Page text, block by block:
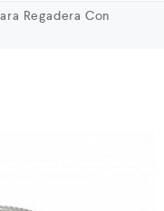
Regadera Con